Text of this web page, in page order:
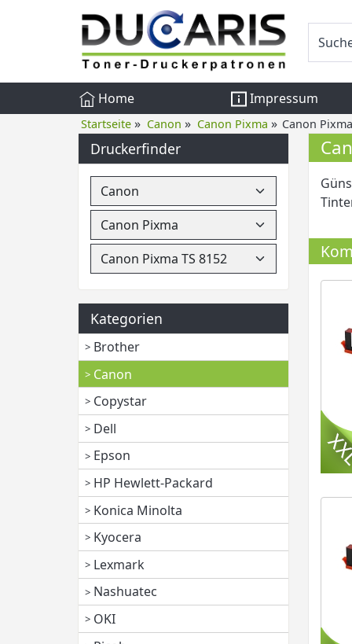
Home Impressum
Startseite » Canon » Canon Pixma » Canon
Druckerfinder
Kategorien
Brother
Canon
Copystar
Dell
Epson
HP Hewlett-Packard
Konica Minolta
Kyocera
Lexmark
Nashuatec
OKI